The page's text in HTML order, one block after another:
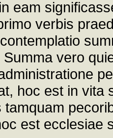
eam
verbis
vero
hoc est in vita
tamquam
est ecclesiae